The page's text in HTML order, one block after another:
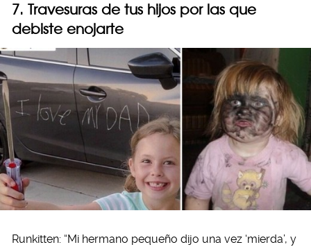
7. Travesuras de tus hijos por las que
debiste enojarte
Runkitten: “Mi hermano pequeño dijo una vez ‘mierda’, y